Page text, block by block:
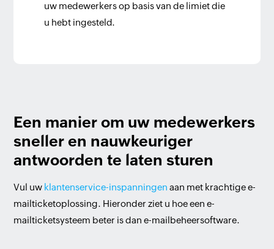
uw medewerkers op basis van de limiet die
u hebt ingesteld.
Een manier om uw medewerkers
sneller en nauwkeuriger
antwoorden te laten sturen
Vul uw klantenservice-inspanningen aan met krachtige e-
mailticketoplossing. Hieronder ziet u hoe een e-
mailticketsysteem beter is dan e-mailbeheersoftware.